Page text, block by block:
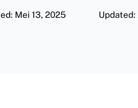
Mei 13, 2025 Updated: